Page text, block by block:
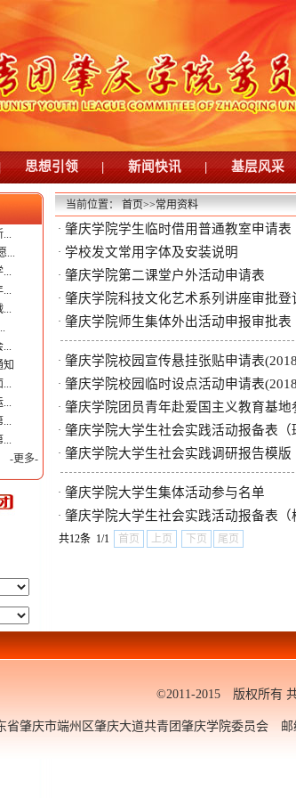
| 思想引领 | 新闻快讯 | 基层风采
...
...
...
...
...
...
知
...
...
...
...
-更多-
当前位置：首页>>常用资料
· 肇庆学院学生临时借用普通教室申请表
· 学校发文常用字体及安装说明
· 肇庆学院第二课堂户外活动申请表
· 肇庆学院科技文化艺术系列讲座审批登
· 肇庆学院师生集体外出活动申报审批表
· 肇庆学院校园宣传悬挂张贴申请表
· 肇庆学院校园临时设点活动申请表
· 肇庆学院团员青年赴爱国主义教育基地
· 肇庆学院大学生社会实践活动报备表（
· 肇庆学院大学生社会实践调研报告模版
· 肇庆学院大学生集体活动参与名单
· 肇庆学院大学生社会实践活动报备表（
共12条 1/1 首页 上页 下页 尾页
©2011-2015 版权所有
省肇庆市端州区肇庆大道共青团肇庆学院委员会